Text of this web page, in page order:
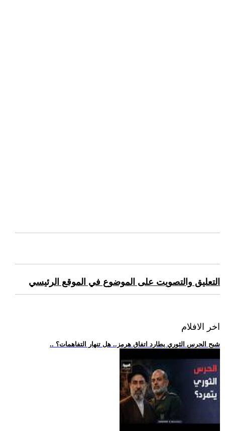
التعليق والتصويت على الموضوع في الموقع الرئيسي
اخر الافلام
.. شبح الحرس الثوري يطارد اتفاق هرمز.. هل تنهار التفاهمات؟